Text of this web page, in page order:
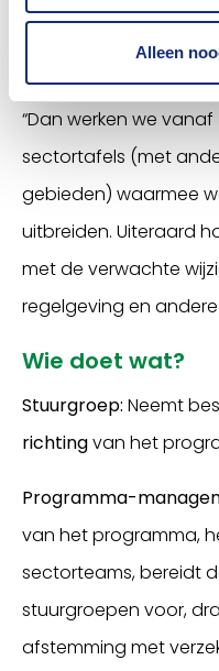
Alleen
Is de evaluatie
“Dan werken we
sectortafels (met
gebieden) waarmee
uitbreiden. Uiteraard
met de verwachte
regelgeving en
Wie doet wat?
Stuurgroep: Neemt
richtingvan het
Programma-
van het programma,
sectorteams, bereidt
stuurgroepen voor,
afstemming met